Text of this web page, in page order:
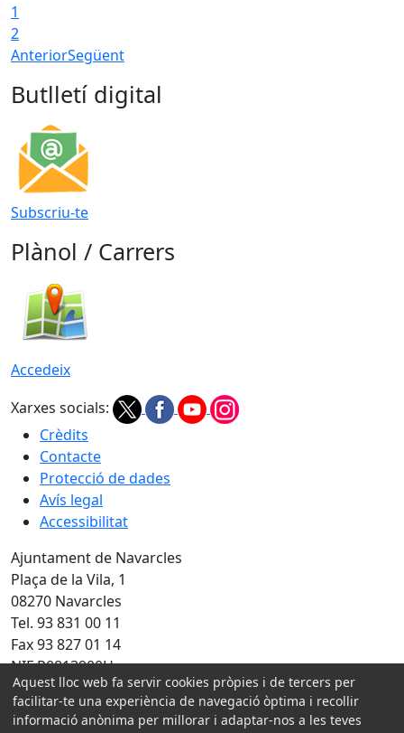
1
2
AnteriorSegüent
Butlletí digital
Subscriu-te
Plànol / Carrers
Accedeix
Xarxes socials:
Crèdits
Contacte
Protecció de dades
Avís legal
Accessibilitat
Ajuntament de Navarcles
Plaça de la Vila, 1
08270 Navarcles
Tel. 93 831 00 11
Fax 93 827 01 14
NIF P0813900H
Amb la col·laboració de:
Aquest lloc web fa servir cookies pròpies i de tercers per
facilitar-te una experiència de navegació òptima i recollir
informació anònima per millorar i adaptar-nos a les teves